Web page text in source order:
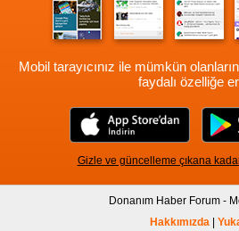
Mobil tarayıcınız ile mümkün
faydalı özelliğe
Gizle ve güncelleme çıkana
Donanım Haber Forum -
Hakkımızda |